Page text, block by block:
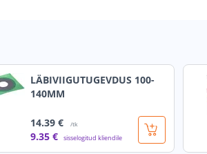
LÄBIVIIGUTUGEVDUS 100-
140MM
14.39 € /tk
9.35 € sisselogitud kliendile